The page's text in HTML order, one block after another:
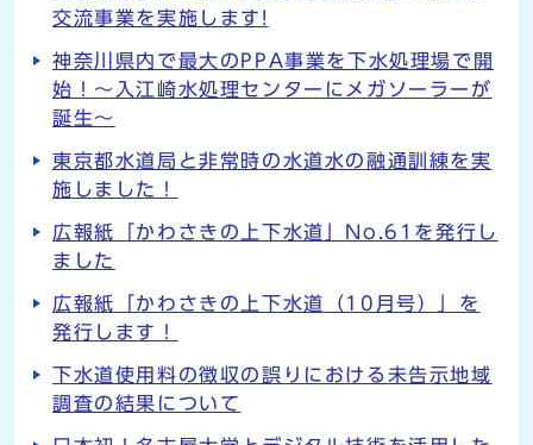
交流事業を実施します!
神奈川県内で最大のPPA事業を下水処理場で開
始！～入江崎水処理センターにメガソーラーが
誕生～
東京都水道局と非常時の水道水の融通訓練を実
施しました！
広報紙「かわさきの上下水道」No.61を発行し
ました
広報紙「かわさきの上下水道（10月号）」を
発行します！
下水道使用料の徴収の誤りにおける未告示地域
調査の結果について